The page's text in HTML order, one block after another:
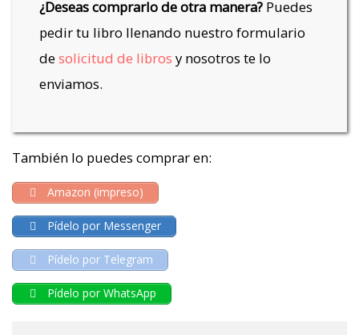
¿Deseas comprarlo de otra manera?Puedes
pedir tu libro llenando nuestro formulario
desolicitud de libros y nosotros te lo
enviamos.
También lo puedes comprar en:
Amazon (impreso)
Pídelo por Messenger
Pídelo por Telegram
Pídelo por WhatsApp